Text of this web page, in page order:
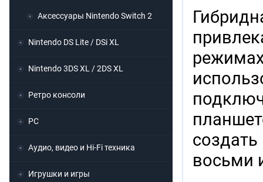
восьми
Аксессуары Nintendo Switch 2
Nintendo DS Lite / DSi XL
Nintendo 3DS XL / 2DS XL
Ретро консоли
PC
Аудио, видео и Hi-Fi техника
Игрушки и игры